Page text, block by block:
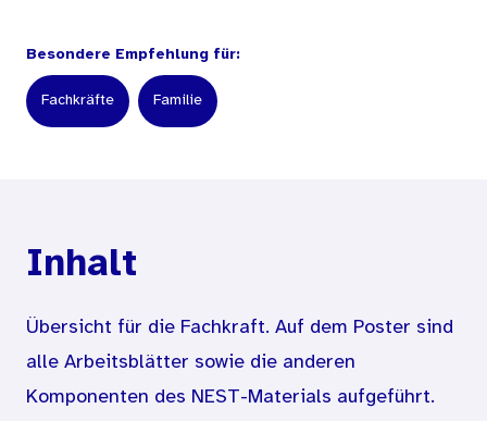
Besondere Empfehlung für:
Fachkräfte Familie
Inhalt
Übersicht für die Fachkraft. Auf dem Poster sind
alle Arbeitsblätter sowie die anderen
Komponenten des NEST-Materials aufgeführt.